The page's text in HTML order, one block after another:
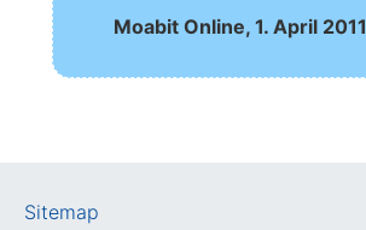
Moa­bit Online, 1. April 2011
Sitemap